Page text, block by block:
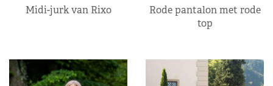
Midi-jurk van Rixo
Rode pantalon met rode
top